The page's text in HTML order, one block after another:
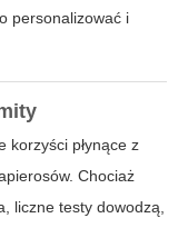
personalizować i
korzyści płynące z
Chociaż
liczne testy dowodzą,